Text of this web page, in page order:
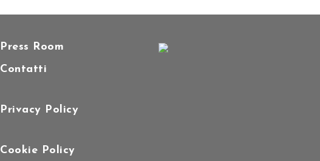
Press Room
Contatti
Privacy Policy
Cookie Policy